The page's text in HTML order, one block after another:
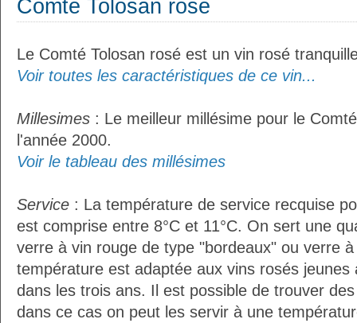
Comté Tolosan rosé
Le Comté Tolosan rosé est un vin rosé
Voir toutes les caractéristiques de ce vin...
Millesimes : Le meilleur millésime pour le
l'année 2000.
Voir le tableau des millésimes
Service : La température de service recquise
est comprise entre 8°C et 11°C. On sert une
verre à vin rouge de type "bordeaux" ou verre
température est adaptée aux vins rosés jeunes
dans les trois ans. Il est possible de trouver
dans ce cas on peut les servir à une